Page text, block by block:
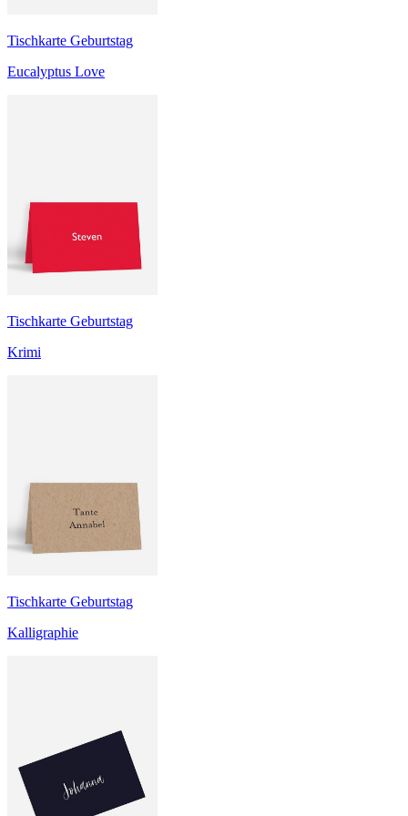
Tischkarte Geburtstag
Eucalyptus Love
Tischkarte Geburtstag
Krimi
Tischkarte Geburtstag
Kalligraphie